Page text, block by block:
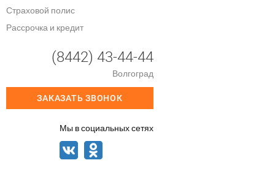
Страховой полис
Рассрочка и кредит
(8442) 43-44-44
Волгоград
ЗАКАЗАТЬ ЗВОНОК
Мы в социальных сетях